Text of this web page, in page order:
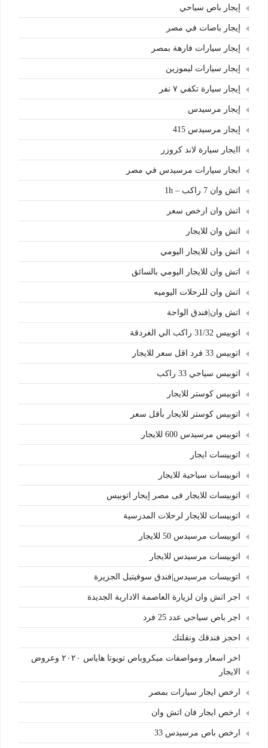
إيجار باص سياحي
إيجار باصات في مصر
إيجار سيارات فارهة بمصر
إيجار سيارات ليموزين
إيجار سيارة تكفي ٧ نفر
إيجار مرسيدس
إيجار مرسيدس 415
اايجار سيارة لاند كروزر
ابجار سيارات مرسيدس في مصر
اتش وان 7 راكب – 1h
اتش وان ارخص سعر
اتش وان للايجار
اتش وان للايجار اليومي
اتش وان للايجار اليومي بالسائق
اتش وان للرحلات اليوميه
اتش وان|فندق الواحة
اتوبيس 31/32 راكب الي الغردقة
اتوبيس 33 فرد اقل سعر للايجار
اتوبيس سياحي 33 راكب
اتوبيس كوستر للايجار
اتوبيس كوستر للايجار بأقل سعر
اتوبيس مرسيدس 600 للايجار
اتوبيسات ايجار
اتوبيسات سياحية للايجار
اتوبيسات للايجار فى مصر إيجار اتوبيس
اتوبيسات للايجار لرحلات المدرسية
اتوبيسات مرسيدس 50 للايجار
اتوبيسات مرسيدس للايجار
اتوبيسات مرسيدس|فندق سوفيتيل الجزيرة
اجر اتش وان لزيارة العاصمة الادارية الجديدة
اجر باص سياحي عدد 25 فرد
احجز فندقك ونقلتك
اخر اسعار ومواصفات ميكروباص تويوتا هاياس ٢٠٢٠ وعروض
الايجار
ارخص ايجار سيارات بمصر
ارخص ايجار فان اتش وان
ارخص باص مرسيدس 33